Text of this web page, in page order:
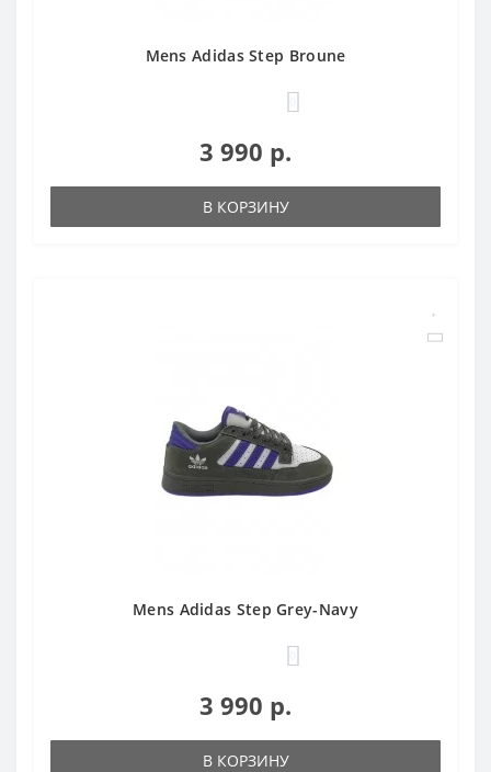
Mens Adidas Step Broune
3 990 р.
В КОРЗИНУ
Mens Adidas Step Grey-Navy
3 990 р.
В КОРЗИНУ